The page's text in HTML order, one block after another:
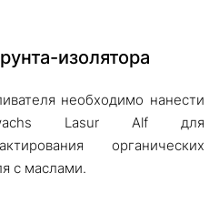
изолятора
необходимо нанести
Lasur Alf для
органических
с маслами.